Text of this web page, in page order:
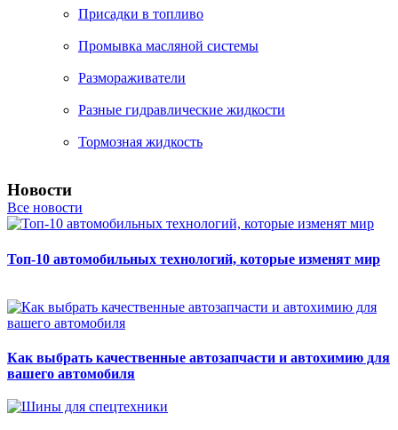
Присадки в топливо
Промывка масляной системы
Размораживатели
Разные гидравлические жидкости
Тормозная жидкость
Новости
Все новости
Топ-10 автомобильных технологий, которые изменят мир
Как выбрать качественные автозапчасти и автохимию для
вашего автомобиля